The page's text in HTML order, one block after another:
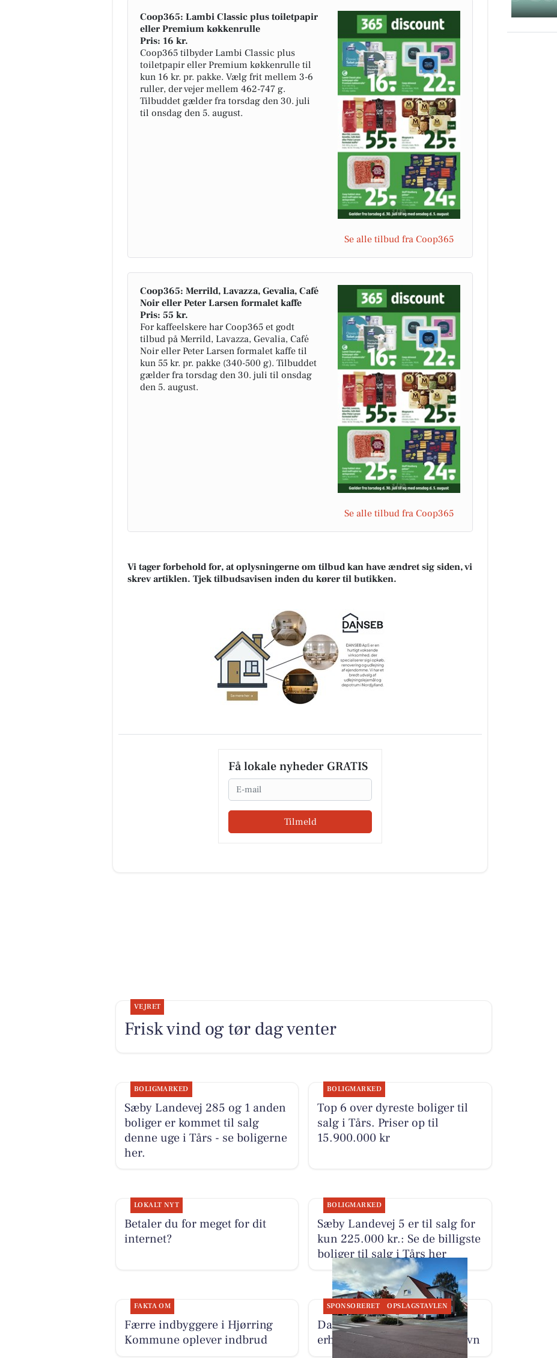
Coop365: Lambi Classic plus toiletpapir
eller Premium køkkenrulle
Pris: 16 kr.
Coop365 tilbyder Lambi Classic plus
toiletpapir eller Premium køkkenrulle til
kun 16 kr. pr. pakke. Vælg frit mellem 3-6
ruller, der vejer mellem 462-747 g.
Tilbuddet gælder fra torsdag den 30. juli
til onsdag den 5. august.
Se alle tilbud fra Coop365
Coop365: Merrild, Lavazza, Gevalia, Café
Noir eller Peter Larsen formalet kaffe
Pris: 55 kr.
For kaffeelskere har Coop365 et godt
tilbud på Merrild, Lavazza, Gevalia, Café
Noir eller Peter Larsen formalet kaffe til
kun 55 kr. pr. pakke (340-500 g). Tilbuddet
gælder fra torsdag den 30. juli til onsdag
den 5. august.
Se alle tilbud fra Coop365
Vi tager forbehold for, at oplysningerne om tilbud kan have ændret sig siden, vi
skrev artiklen. Tjek tilbudsavisen inden du kører til butikken.
Få lokale nyheder GRATIS
Email
Tilmeld
VEJRET
Frisk vind og tør dag venter
BOLIGMARKED
Sæby Landevej 285 og 1 anden
boliger er kommet til salg
denne uge i Tårs - se boligerne
her.
BOLIGMARKED
Top 6 over dyreste boliger til
salg i Tårs. Priser op til
15.900.000 kr
LOKALT NYT
Betaler du for meget for dit
internet?
BOLIGMARKED
Sæby Landevej 5 er til salg for
kun 225.000 kr.: Se de billigste
boliger til salg i Tårs her
FAKTA OM
Færre indbyggere i Hjørring
Kommune oplever indbrud
SPONSORERET OPSLAGSTAVLEN
DanSeb ApS udlejer 51 m²
erhvervslokale i Frederikshavn